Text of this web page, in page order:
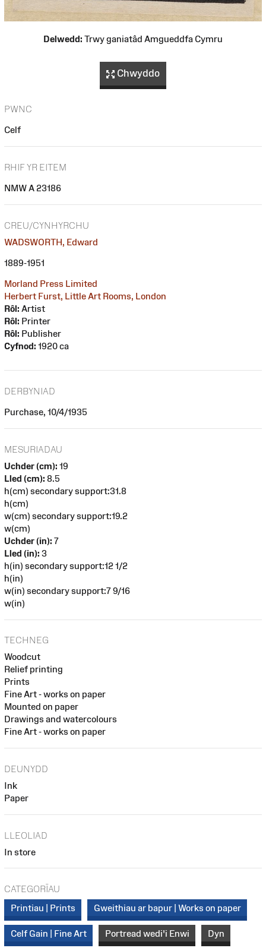
Delwedd: Trwy ganiatâd Amgueddfa Cymru
Chwyddo
PWNC
Celf
RHIF YR EITEM
NMW A 23186
CREU/CYNHYRCHU
WADSWORTH, Edward
1889-1951
Morland Press Limited
Herbert Furst, Little Art Rooms, London
Rôl: Artist
Rôl: Printer
Rôl: Publisher
Cyfnod: 1920 ca
DERBYNIAD
Purchase, 10/4/1935
MESURIADAU
Uchder (cm): 19
Lled (cm): 8.5
h(cm) secondary support:31.8
h(cm)
w(cm) secondary support:19.2
w(cm)
Uchder (in): 7
Lled (in): 3
h(in) secondary support:12 1/2
h(in)
w(in) secondary support:7 9/16
w(in)
TECHNEG
Woodcut
Relief printing
Prints
Fine Art - works on paper
Mounted on paper
Drawings and watercolours
Fine Art - works on paper
DEUNYDD
Ink
Paper
LLEOLIAD
In store
CATEGORÏAU
Printiau | Prints
Gweithiau ar bapur | Works on paper
Celf Gain | Fine Art Portread wedi'i Enwi Dyn